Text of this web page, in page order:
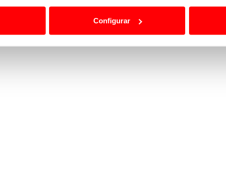
a sua experiência digital, personalizar conteúdos e
bem como para analisar dados de navegação no nosso
informação, relativa à sua utilização do nosso site de
Configurar